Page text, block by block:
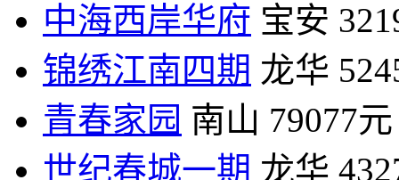
中海西岸华府 宝安
锦绣江南四期 龙华
青春家园 南山 79077元
世纪春城一期 龙华